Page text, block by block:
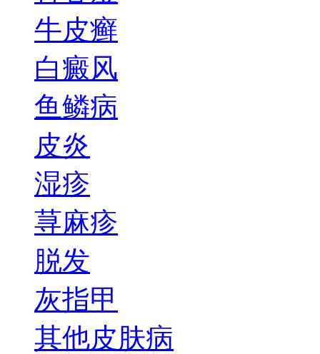
牛皮癣
白癜风
鱼鳞病
皮炎
湿疹
荨麻疹
脱发
灰指甲
其他皮肤病